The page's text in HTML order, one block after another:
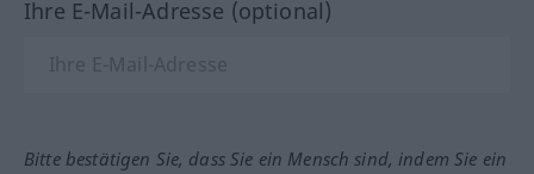
Ihre E-Mail-Adresse (optional)
Bitte bestätigen Sie, dass Sie ein Mensch sind, indem Sie ein